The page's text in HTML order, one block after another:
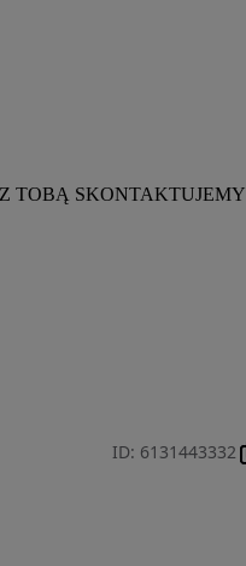
TOBĄ SKONTAKTUJEMY
ID: 6131443332